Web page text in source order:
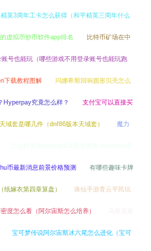
英3周年工卡怎么获得（和平精英三周年什么
虚拟币炒币软件app排名 比特币矿场在中
号也能玩（哪些游戏不用登录账号也能玩跑
下载教程图解 玛娜希斯回响圆形贝壳怎么
Hyperpay究竟怎么样？ 支付宝可以直接买
域套是哪几件（dnf86版本天域套） 魔力
币最新消息前景价格预测 有哪些趣味卡牌
纸嫁衣第四章算盘） 诛仙手游青云平民玩
度怎么看（阿尔宙斯怎么培养）
宝可梦传说阿尔宙斯冰六尾怎么进化（宝可